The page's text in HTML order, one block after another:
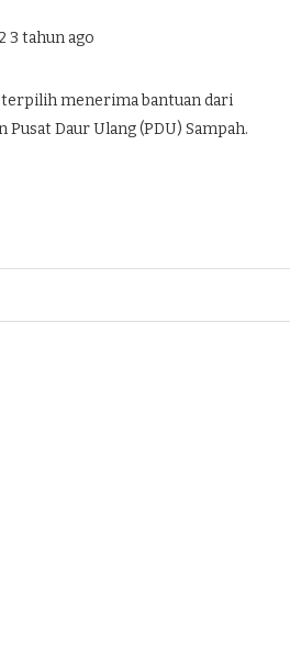
3 tahun ago
terpilih menerima bantuan dari
Daur Ulang (PDU) Sampah.